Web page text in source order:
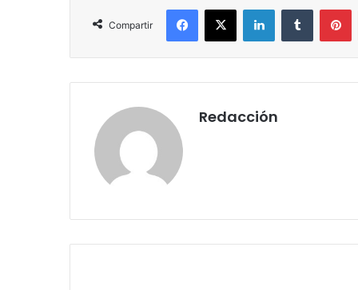
Compartir
Redacción